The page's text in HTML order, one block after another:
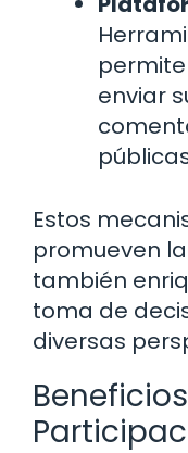
enviar
Estos
promueven
también
toma de
diversas